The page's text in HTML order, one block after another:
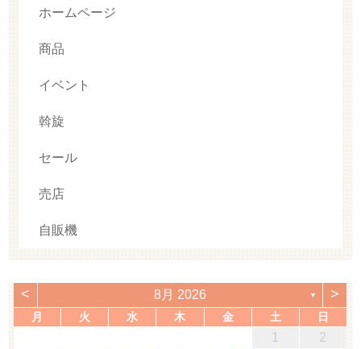
ホームページ
商品
イベント
斡旋
セール
売店
自販機
< 8月 2026 ▼ >
月 火 水 木 金 土 日
1
2